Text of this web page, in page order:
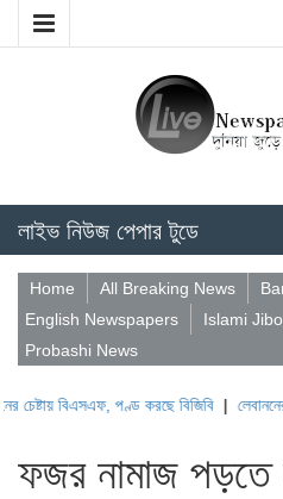
লাইভ নিউজ পেপার টুডে
Home All Breaking News
English Newspapers
Islami
Probashi News
বিএসএফ, পণ্ড করছে বিজিবি|লেবাননের
ফজর নামাজ পড়তে